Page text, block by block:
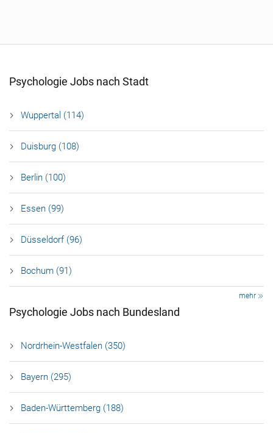
Psychologie Jobs nach Stadt
Wuppertal (114)
Duisburg (108)
Berlin (100)
Essen (99)
Düsseldorf (96)
Bochum (91)
mehr
Psychologie Jobs nach Bundesland
Nordrhein-Westfalen (350)
Bayern (295)
Baden-Württemberg (188)